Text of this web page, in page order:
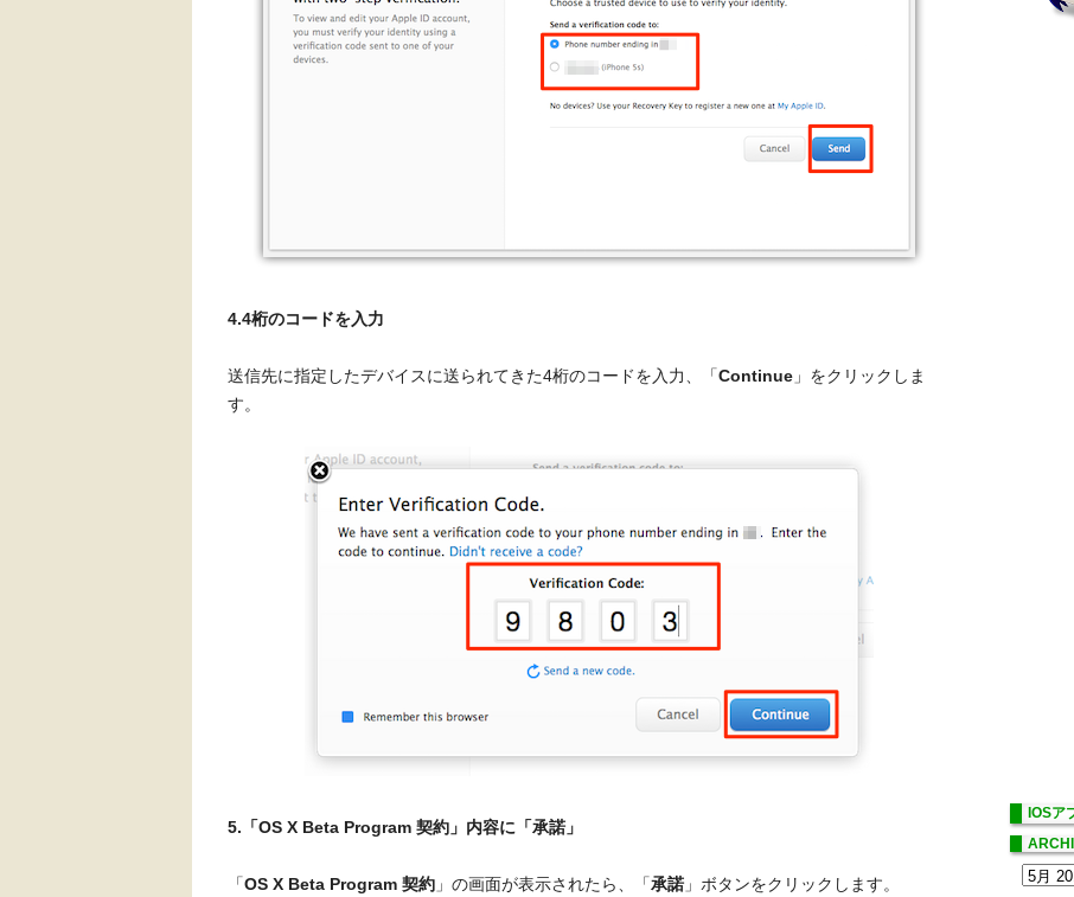
4.4桁のコードを入力
送信先に指定したデバイスに送られてきた4桁のコードを入力、「Continue 」をクリックしま
す。
5.「OS X Beta Program 契約」内容に「承諾」
「OS X Beta Program 契約 」の画面が表示されたら、「承諾 」ボタンをクリックします。
IOSア